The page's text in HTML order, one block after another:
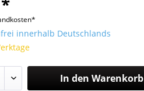
innerhalb Deutschlands
In den Warenkorb